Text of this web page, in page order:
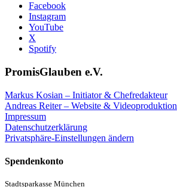
Facebook
Instagram
YouTube
X
Spotify
PromisGlauben e.V.
Markus Kosian – Initiator & Chefredakteur
Andreas Reiter – Website & Videoproduktion
Impressum
Datenschutzerklärung
Privatsphäre-Einstellungen ändern
Spendenkonto
Stadtsparkasse München